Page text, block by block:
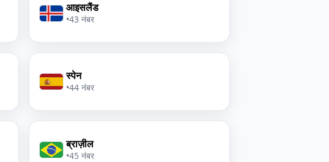
आइसलैंड
•43 नंबर
स्पेन
•44 नंबर
ब्राज़ील
•45 नंबर